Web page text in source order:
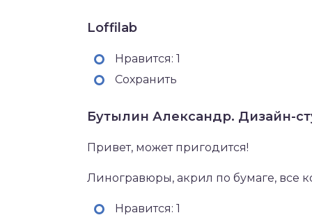
Loffilab
Нравится: 1
Сохранить
Бутылин Александр. Дизайн-
Привет, может пригодится!
Линогравюры, акрил по бумаге, все
Нравится: 1